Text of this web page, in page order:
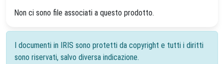
Non ci sono file associati a questo prodotto.
I documenti in IRIS sono protetti da copyright e tutti i diritti
sono riservati, salvo diversa indicazione.